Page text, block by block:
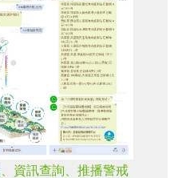
、資訊查詢、推播警戒